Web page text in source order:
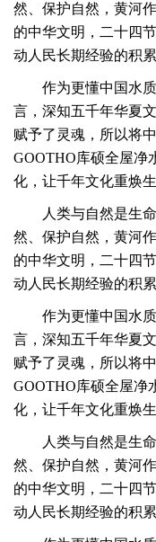
然、保护自然，黄河
的中华文明， 二十四
动人民长期经验的积
作为更懂中国水
言，深知五千年华夏
赋予了灵魂，所以将
GOOTHO库硕全屋净
化，让千年文化重焕生
人类与自然是生
然、保护自然，黄河
的中华文明， 二十四
动人民长期经验的积
作为更懂中国水
言，深知五千年华夏
赋予了灵魂，所以将
GOOTHO库硕全屋净
化，让千年文化重焕生
人类与自然是生
然、保护自然，黄河
的中华文明， 二十四
动人民长期经验的积